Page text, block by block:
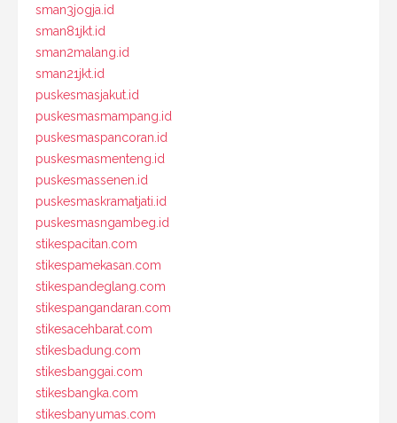
sman3jogja.id
sman81jkt.id
sman2malang.id
sman21jkt.id
puskesmasjakut.id
puskesmasmampang.id
puskesmaspancoran.id
puskesmasmenteng.id
puskesmassenen.id
puskesmaskramatjati.id
puskesmasngambeg.id
stikespacitan.com
stikespamekasan.com
stikespandeglang.com
stikespangandaran.com
stikesacehbarat.com
stikesbadung.com
stikesbanggai.com
stikesbangka.com
stikesbanyumas.com